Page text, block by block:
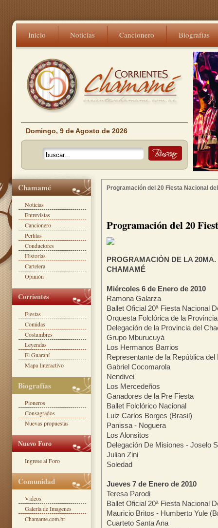
Inicio Noticias Cancionero Biografías
Domingo, 9 de Agosto de 2026
Programación del 20 Fiesta Nacional
Programación del 20
PROGRAMACIÓN DE LA
CHAMAMÉ
Miércoles 6 de Enero de 2010
Ramona Galarza
Ballet Oficial 20ª Fiesta Nacional
Orquesta Folclórica de la
Delegación de la Provincia del
Grupo Mburucuyá
Los Hermanos Barrios
Representante de la República del
Gabriel Cocomarola
Nendivei
Los Mercedeños
Ganadores de la Pre Fiesta
Ballet Folclórico Nacional
Luiz Carlos Borges (Brasil)
Panissa - Noguera
Los Alonsitos
Delegación De Misiones - Joselo
Julian Zini
Soledad
Jueves 7 de Enero de 2010
Teresa Parodi
Ballet Oficial 20ª Fiesta Nacional
Mauricio Britos - Humberto Yule
Cuarteto Santa Ana
Chamamé
Noticias
Entrevistas
Cancionero
Perlitas
Conductores
Historias
Cartelera
Opinión
Corrientes
Fiestas
Comidas
Costumbres
Leyendas
El Guaraní
Mapa Interactivo
Biografías
Pioneros
Consagrados
Nuevas propuestas
Nuevo Foro
Ingrese al Foro
Comunidad
Videos
Galería de Imagenes
Chamame.com.br